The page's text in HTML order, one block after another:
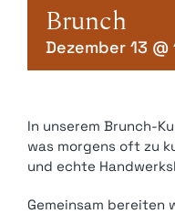
Brunch
Dezember 13 @
In unserem Brunch-
was morgens oft zu
und echte
Gemeinsam bereiten